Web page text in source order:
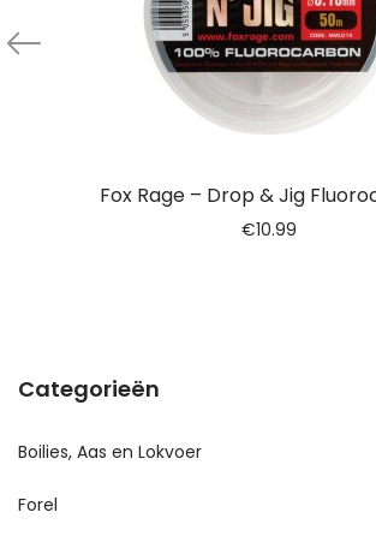
Fox Rage – Drop & Jig
€10.99
Categorieën
Boilies, Aas en Lokvoer
Forel